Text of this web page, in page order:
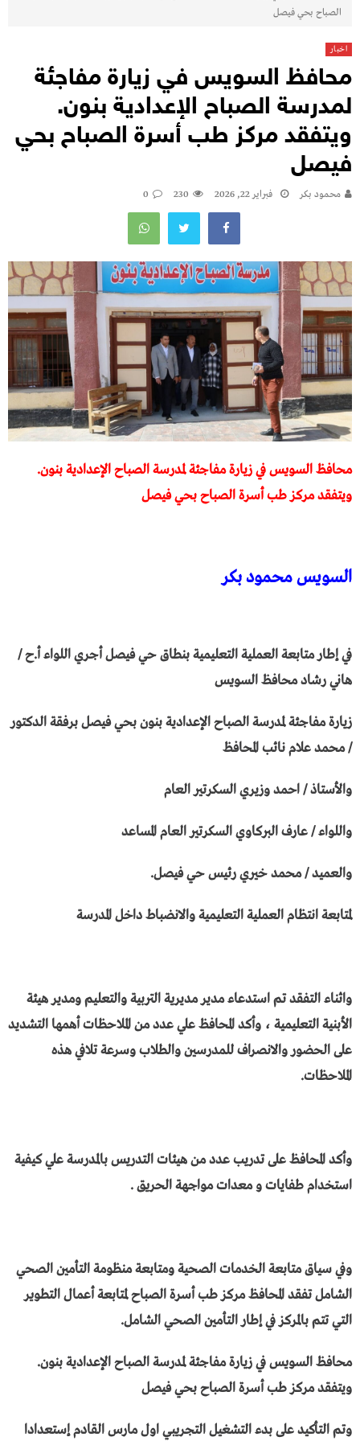
الصباح بحي فيصل
اخبار
محافظ السويس في زيارة مفاجئة
لمدرسة الصباح الإعدادية بنون.
ويتفقد مركز طب أسرة الصباح بحي
فيصل
محمود بكر فبراير 22, 2026 230
0
محافظ السويس في زيارة مفاجئة لمدرسة الصباح الإعدادية بنون.
ويتفقد مركز طب أسرة الصباح بحي فيصل
السويس محمود بكر
في إطار متابعة العملية التعليمية بنطاق حي فيصل أجري اللواء أ.ح /
هاني رشاد محافظ السويس
زيارة مفاجئة لمدرسة الصباح الإعدادية بنون بحي فيصل برفقة الدكتور
/ محمد علام نائب المحافظ
والأستاذ / احمد وزيري السكرتير العام
واللواء / عارف البركاوي السكرتير العام المساعد
والعميد / محمد خيري رئيس حي فيصل.
لمتابعة انتظام العملية التعليمية والانضباط داخل المدرسة
واثناء التفقد تم استدعاء مدير مديرية التربية والتعليم ومدير هيئة
الأبنية التعليمية ، وأكد المحافظ علي عدد من الملاحظات أهمها التشديد
على الحضور والانصراف للمدرسين والطلاب وسرعة تلافي هذه
الملاحظات.
وأكد المحافظ على تدريب عدد من هيئات التدريس بالمدرسة علي كيفية
استخدام طفايات و معدات مواجهة الحريق .
وفي سياق متابعة الخدمات الصحية ومتابعة منظومة التأمين الصحي
الشامل تفقد المحافظ مركز طب أسرة الصباح لمتابعة أعمال التطوير
التي تتم بالمركز في إطار التأمين الصحي الشامل.
محافظ السويس في زيارة مفاجئة لمدرسة الصباح الإعدادية بنون.
ويتفقد مركز طب أسرة الصباح بحي فيصل
وتم التأكيد على بدء التشغيل التجريبي اول مارس القادم إستعدادا